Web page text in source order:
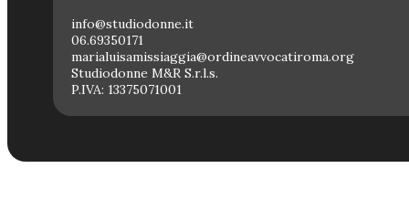
info@studiodonne.it
06.69350171
marialuisamissiaggia@ordineavvocatiroma.org
Studiodonne M&R S.r.l.s.
P.IVA: 13375071001